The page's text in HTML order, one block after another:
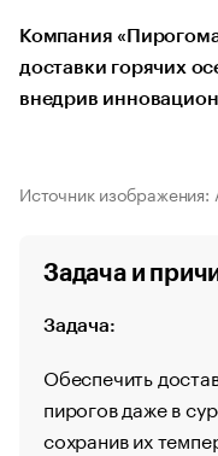
Компания
доставки горячих
внедрив
Источник изображения:
Задача и
Задача:
Обеспечить
пирогов даже в
сохранив их